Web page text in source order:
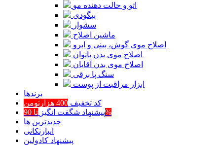
اتو و حالت دهنده مو
بیگودی
سشوار
ماشین اصلاح
اصلاح موی گوش، بینی و ابرو
اصلاح موی بدن بانوان
اصلاح موی بدن آقایان
سنگ پا برقی
ابزار مراقبت از پوست
برند‌ها
کد تخفیف 400 هزارتومن
پیشنهاد شگفت انگیزتا 90%
جدیدترین ها
انبارتکانی
پیشنهاد کادولین